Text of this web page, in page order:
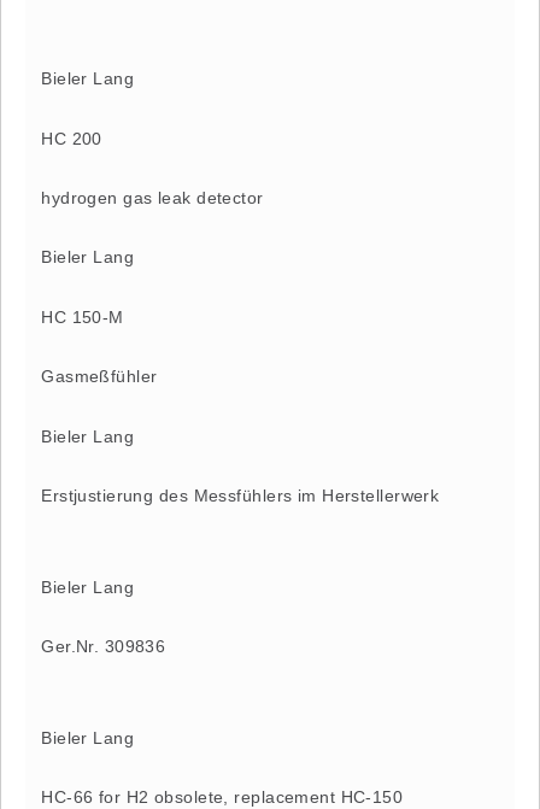
Bieler Lang
HC 200
hydrogen gas leak detector
Bieler Lang
HC 150-M
Gasmeßfühler
Bieler Lang
Erstjustierung des Messfühlers im Herstellerwerk
Bieler Lang
Ger.Nr. 309836
Bieler Lang
HC-66 for H2 obsolete, replacement HC-150